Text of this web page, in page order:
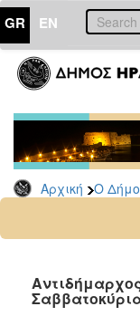
GR EN
Αρχική Ο
ΔΗΜΟΣ
Δελτία
Τύπου
Αρχείο
2026
2024
2022